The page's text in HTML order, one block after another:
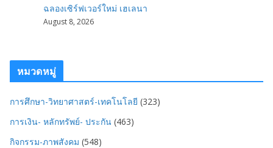
ฉลองเซิร์ฟเวอร์ใหม่ เฮเลนา
August 8, 2026
หมวดหมู่
การศึกษา-วิทยาศาสตร์-เทคโนโลยี (323)
การเงิน- หลักทรัพย์- ประกัน (463)
กิจกรรม-ภาพสังคม (548)